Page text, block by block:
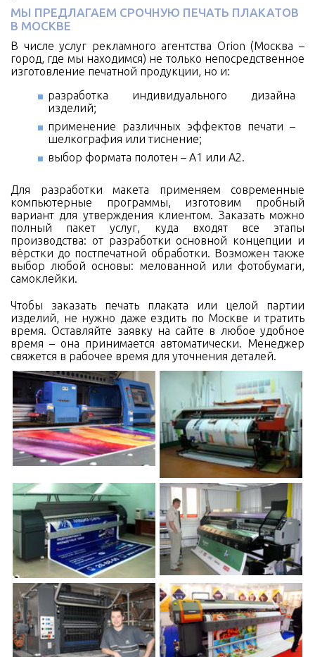
МЫ ПРЕДЛАГАЕМ СРОЧНУЮ ПЕЧАТЬ ПЛАКАТОВ
В МОСКВЕ
В числе услуг рекламного агентства Orion (Москва –
город, где мы находимся) не только непосредственное
изготовление печатной продукции, но и:
разработка индивидуального дизайна
изделий;
применение различных эффектов печати –
шелкография или тиснение;
выбор формата полотен – А1 или А2.
Для разработки макета применяем современные
компьютерные программы, изготовим пробный
вариант для утверждения клиентом. Заказать можно
полный пакет услуг, куда входят все этапы
производства: от разработки основной концепции и
вёрстки до постпечатной обработки. Возможен также
выбор любой основы: мелованной или фотобумаги,
самоклейки.
Чтобы заказать печать плаката или целой партии
изделий, не нужно даже ездить по Москве и тратить
время. Оставляйте заявку на сайте в любое удобное
время – она принимается автоматически. Менеджер
свяжется в рабочее время для уточнения деталей.